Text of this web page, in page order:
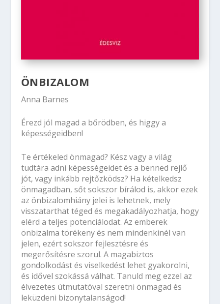
ÖNBIZALOM
Anna Barnes
Érezd jól magad a bőrödben, és higgy a
képességeidben!
Te értékeled önmagad? Kész vagy a világ
tudtára adni képességeidet és a benned rejlő
jót, vagy inkább rejtőzködsz? Ha kételkedsz
önmagadban, sőt sokszor bírálod is, akkor ezek
az önbizalomhiány jelei is lehetnek, mely
visszatarthat téged és megakadályozhatja, hogy
elérd a teljes potenciálodat. Az emberek
önbizalma törékeny és nem mindenkinél van
jelen, ezért sokszor fejlesztésre és
megerősítésre szorul. A magabiztos
gondolkodást és viselkedést lehet gyakorolni,
és idővel szokássá válhat. Tanuld meg ezzel az
élvezetes útmutatóval szeretni önmagad és
leküzdeni bizonytalanságod!